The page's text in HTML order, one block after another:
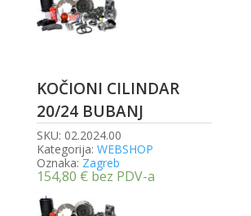
KOČIONI CILINDAR
20/24 BUBANJ
SKU: 02.2024.00
Kategorija: WEBSHOP
Oznaka: Zagreb
154,80 € bez PDV-a